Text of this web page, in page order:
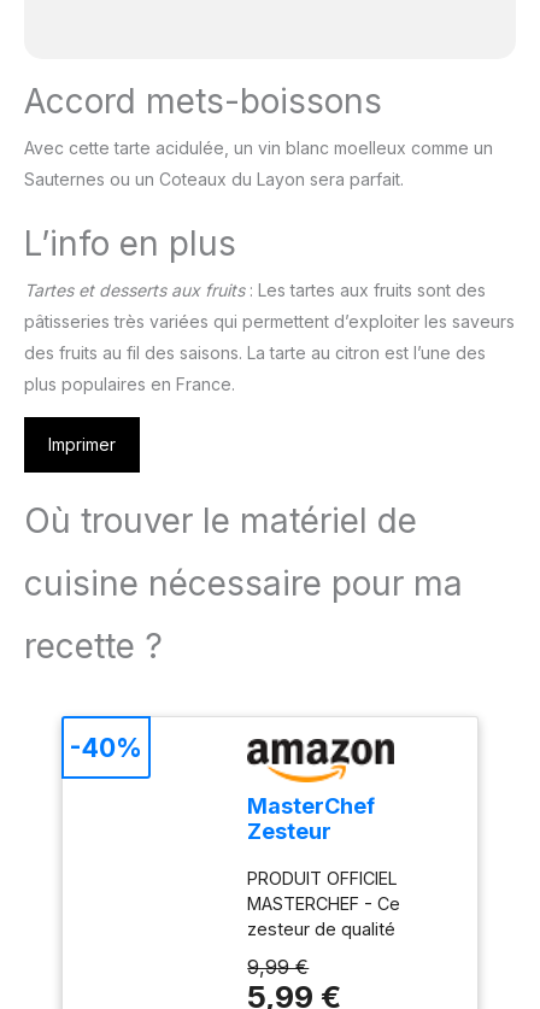
Accord mets-boissons
Avec cette tarte acidulée, un vin blanc moelleux comme un
Sauternes ou un Coteaux du Layon sera parfait.
L’info en plus
Tartes et desserts aux fruits: Les tartes aux fruits sont des
pâtisseries très variées qui permettent d’exploiter les saveurs
des fruits au fil des saisons. La tarte au citron est l’une des
plus populaires en France.
Imprimer
Où trouver le matériel de
cuisine nécessaire pour ma
recette ?
MasterChef
Zesteur
à Fromage
Manuelle, Râpe
Fine pour
Parmesan, Citron,
Coconut, Muscade,
PRODUIT OFFICIEL
MASTERCHEF - Ce
zesteur de qualité
produit officiel de la série
télévisée MasterChef,
9,99 €
5,99 €
-40%